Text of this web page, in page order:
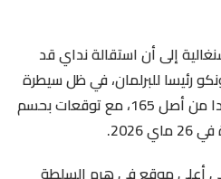
إلى أن استقالة نداي قد
رئيسا للبرلمان، في ظل سيطرة
حزب “باستيف” على 130 مقعدا من أصل 165، مع توقعات بحسم
أعلى موقع في هرم السلطة